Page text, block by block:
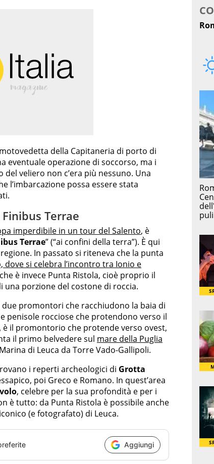
della Capitaneria di porto di
eventuale operazione di soccorso, ma i
veliero non c’era più nessuno. Una
l’imbarcazione possa essere stata
Terrae
imperdibile in un tour del Salento, è
Terrae” (“ai confini della terra”). È qui
In passato si riteneva che la punta
dove si celebra l’incontro tra Ionio e
è invece Punta Ristola, cioè proprio il
una porzione del costone di roccia.
promontori che racchiudono la baia di
penisole rocciose che protendono verso il
è il promontorio che protende verso ovest,
il primo belvedere sul mare della Puglia
di Leuca da Torre Vado-Gallipoli.
i reperti archeologici di Grotta
poi Greco e Romano. In quest’area
, celebre per la sua profondità e per i
è tutto: da Punta Ristola è possibile anche
(e fotografato) di Leuca.
Aggiungi